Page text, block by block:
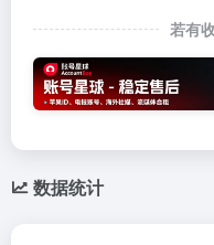
若有
数据统计